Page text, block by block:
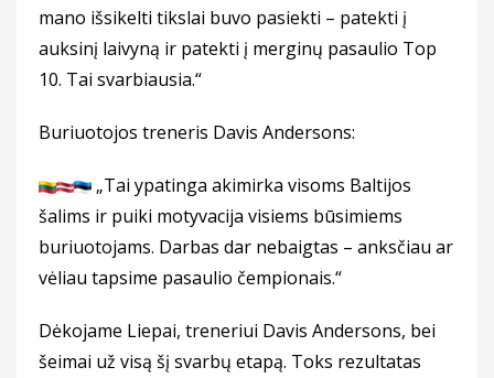
mano išsikelti tikslai buvo pasiekti – patekti į
auksinį laivyną ir patekti į merginų pasaulio Top
10. Tai svarbiausia.“
Buriuotojos treneris Davis Andersons:
„Tai ypatinga akimirka visoms Baltijos
šalims ir puiki motyvacija visiems būsimiems
buriuotojams. Darbas dar nebaigtas – anksčiau ar
vėliau tapsime pasaulio čempionais.“
Dėkojame Liepai, treneriui Davis Andersons, bei
šeimai už visą šį svarbų etapą. Toks rezultatas